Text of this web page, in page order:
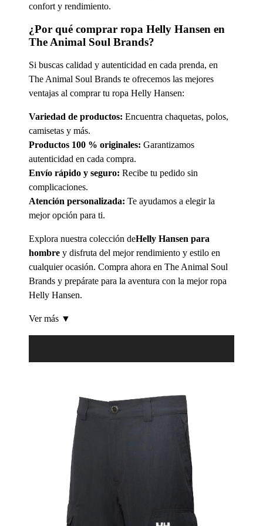
confort y rendimiento.
¿Por qué comprar ropa Helly Hansen en
The Animal Soul Brands?
Si buscas calidad y autenticidad en cada prenda, en
The Animal Soul Brands te ofrecemos las mejores
ventajas al comprar tu ropa Helly Hansen:
Variedad de productos: Encuentra chaquetas, polos,
camisetas y más.
Productos 100 % originales: Garantizamos
autenticidad en cada compra.
Envío rápido y seguro: Recibe tu pedido sin
complicaciones.
Atención personalizada: Te ayudamos a elegir la
mejor opción para ti.
Explora nuestra colección deHelly Hansen para
hombre y disfruta del mejor rendimiento y estilo en
cualquier ocasión. Compra ahora en The Animal Soul
Brands y prepárate para la aventura con la mejor ropa
Helly Hansen.
Ver más ▼